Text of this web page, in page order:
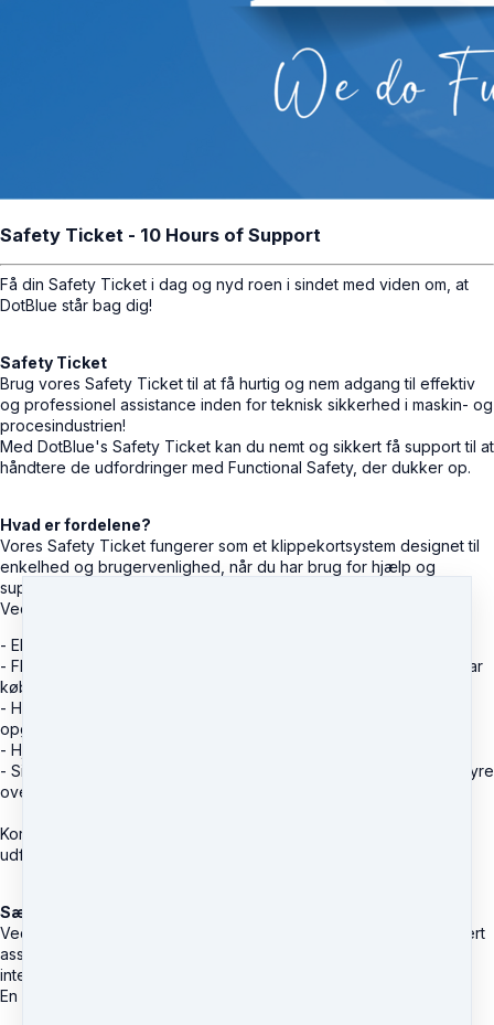
Safety Ticket - 10 Hours of Support
Få din Safety Ticket i dag og nyd roen i sindet med viden om, at
DotBlue står bag dig!
Safety Ticket
Brug vores Safety Ticket til at få hurtig og nem adgang til effektiv
og professionel assistance inden for teknisk sikkerhed i maskin- og
procesindustrien!
Med DotBlue's Safety Ticket kan du nemt og sikkert få support til at
håndtere de udfordringer med Functional Safety, der dukker op.
Hvad er fordelene?
Vores Safety Ticket fungerer som et klippekortsystem designet til
enkelhed og brugervenlighed, når du har brug for hjælp og
support.
Ved at købe vores Safety Ticket kan du drage fordel af:
- Ekspertrådgivning inden for hele Functional Safetys livscyklus.
- Fleksibilitet, hvor du vælger, hvornår du vil bruge de timer du har
købt.
- Hurtig svar på kritiske spørgsmål, hvilket giver dig tid til andre
opgaver.
- Hjælp til forståelse af komplicerede sikkerhedsforskrifter.
- Sikre at sikkerhedsstandarder bliver overholdt, så du undgår dyre
overraskelser.
Kort sagt får du hurtig og professionel håndtering af dine
udfordringer inden for Functional Safety.
Særlige betingelser
Ved at købe vores Safety Ticket får du glæde af 10 timers ekspert
assistance, hvor forbrugt tid bliver modregnet i 15-minutters
intervaller.
En Safety Ticket er gyldig i 12 måneder fra købsdatoen.